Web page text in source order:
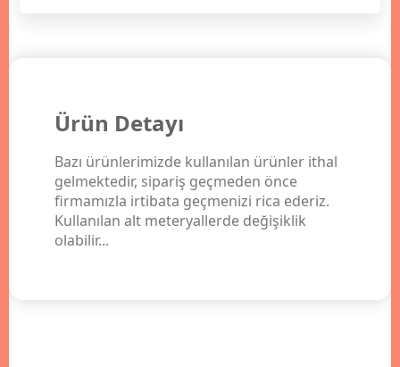
Ürün Detayı
Bazı ürünlerimizde kullanılan ürünler ithal
gelmektedir, sipariş geçmeden önce
firmamızla irtibata geçmenizi rica ederiz.
Kullanılan alt meteryallerde değişiklik
olabilir...